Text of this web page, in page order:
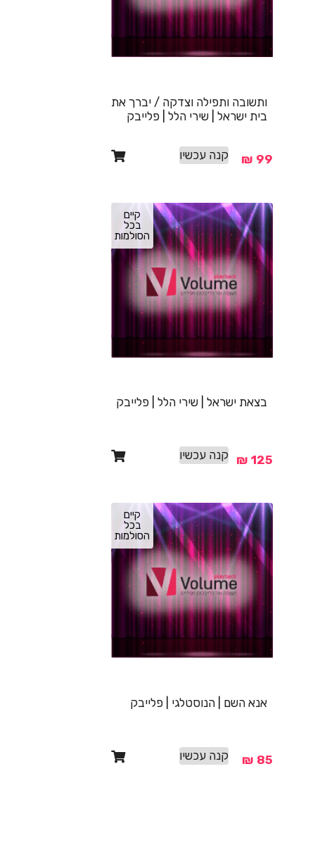
ותשובה ותפילה וצדקה / יברך את
בית ישראל | שירי הלל | פלייבק
₪ 99 קנה עכשיו
קיים
בכל
הסולמות
בצאת ישראל | שירי הלל | פלייבק
₪ 125 קנה עכשיו
קיים
בכל
הסולמות
אנא השם | הנוסטלגי | פלייבק
₪ 85 קנה עכשיו